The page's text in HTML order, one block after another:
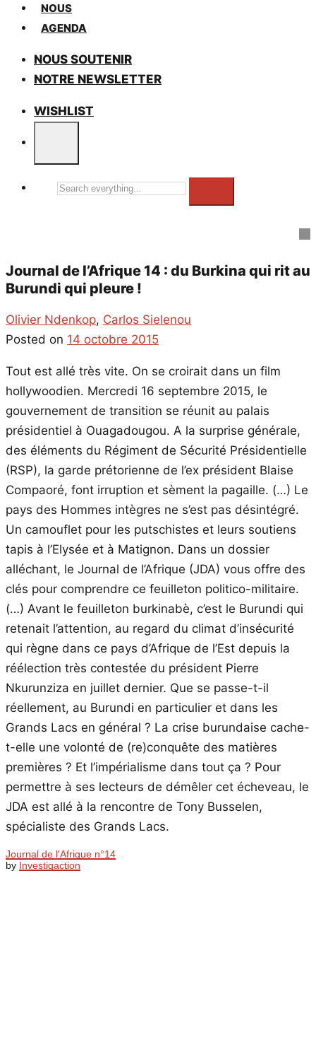
NOUS
AGENDA
NOUS SOUTENIR
NOTRE NEWSLETTER
WISHLIST
Search
Journal de l’Afrique 14 : du Burkina qui rit au
Burundi qui pleure !
Olivier Ndenkop, Carlos Sielenou
Posted on 14 octobre 2015
Tout est allé très vite. On se croirait dans un film
hollywoodien. Mercredi 16 septembre 2015, le
gouvernement de transition se réunit au palais
présidentiel à Ouagadougou. A la surprise générale,
des éléments du Régiment de Sécurité Présidentielle
(RSP), la garde prétorienne de l’ex président Blaise
Compaoré, font irruption et sèment la pagaille. (…) Le
pays des Hommes intègres ne s’est pas désintégré.
Un camouflet pour les putschistes et leurs soutiens
tapis à l’Elysée et à Matignon. Dans un dossier
alléchant, le Journal de l’Afrique (JDA) vous offre des
clés pour comprendre ce feuilleton politico-militaire.
(…) Avant le feuilleton burkinabè, c’est le Burundi qui
retenait l’attention, au regard du climat d’insécurité
qui règne dans ce pays d’Afrique de l’Est depuis la
réélection très contestée du président Pierre
Nkurunziza en juillet dernier. Que se passe-t-il
réellement, au Burundi en particulier et dans les
Grands Lacs en général ? La crise burundaise cache-
t-elle une volonté de (re)conquête des matières
premières ? Et l’impérialisme dans tout ça ? Pour
permettre à ses lecteurs de démêler cet écheveau, le
JDA est allé à la rencontre de Tony Busselen,
spécialiste des Grands Lacs.
Journal de l'Afrique n°14
by Investigaction